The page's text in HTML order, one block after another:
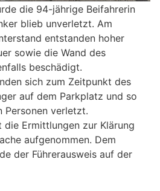
die 94-jährige Beifahrerin
blieb unverletzt. Am
entstanden hoher
sowie die Wand des
beschädigt.
sich zum Zeitpunkt des
auf dem Parkplatz und so
Personen verletzt.
die Ermittlungen zur Klärung
aufgenommen. Dem
der Führerausweis auf der